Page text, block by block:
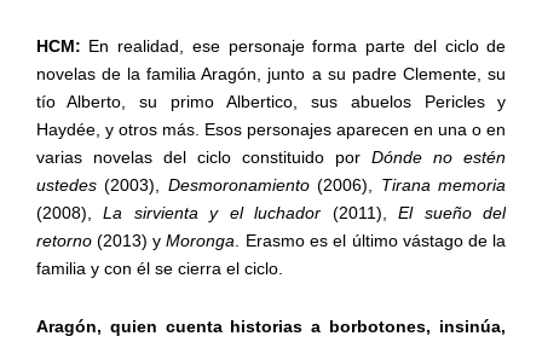
HCM: En realidad, ese personaje forma parte del ciclo de
novelas de la familia Aragón, junto a su padre Clemente, su
tío Alberto, su primo Albertico, sus abuelos Pericles y
Haydée, y otros más. Esos personajes aparecen en una o en
varias novelas del ciclo constituido porDónde no estén
ustedes(2003), Desmoronamiento(2006), Tirana memoria
(2008),La sirvienta y el luchador (2011),El sueño del
retorno (2013) yMoronga . Erasmo es el último vástago de la
familia y con él se cierra el ciclo.
Aragón, quien cuenta historias a borbotones, insinúa,